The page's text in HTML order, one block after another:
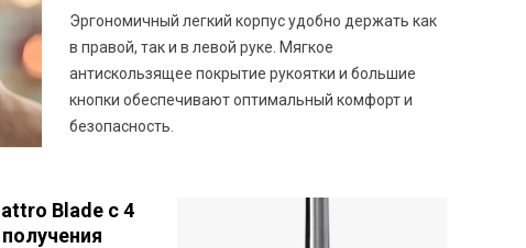
Эргономичный легкий корпус удобно держать как
в правой, так и в левой руке. Мягкое
антискользящее покрытие рукоятки и большие
кнопки обеспечивают оптимальный комфорт и
безопасность.
Blade с 4